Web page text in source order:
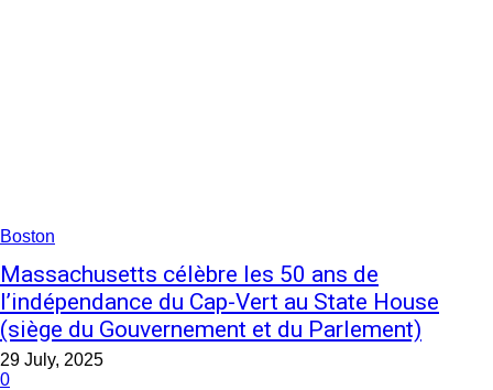
Boston
Massachusetts célèbre les 50 ans de
l’indépendance du Cap-Vert au State House
(siège du Gouvernement et du Parlement)
29 July, 2025
0